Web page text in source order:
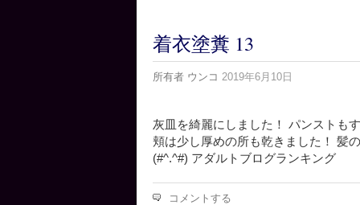
着衣塗糞 13
所有者 ウンコ 2019年6月10日
灰皿を綺麗にしました！ パンストも
頬は少し厚めの所も乾きました！ 髪
(#^.^#) アダルトブログランキング
コメントする